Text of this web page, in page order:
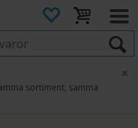
sortiment, samma
×